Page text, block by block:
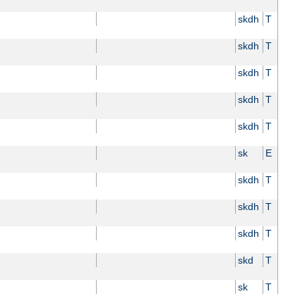
skdh T
skdh T
skdh T
skdh T
skdh T
sk E
skdh T
skdh T
skdh T
skd T
sk T